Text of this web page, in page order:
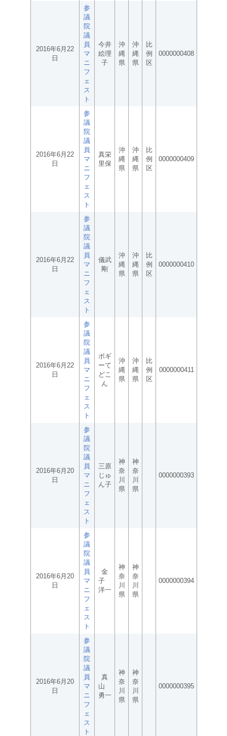
2016年6月22
日
参
議
院
議
員
マ
ニ
フ
ェ
ス
ト
今井
絵理
子
沖
縄
県
沖
縄
県
比
例
区
0000000408
2016年6月22
日
参
議
院
議
員
マ
ニ
フ
ェ
ス
ト
真栄
里保
沖
縄
県
沖
縄
県
比
例
区
0000000409
2016年6月22
日
参
議
院
議
員
マ
ニ
フ
ェ
ス
ト
儀武
剛
沖
縄
県
沖
縄
県
比
例
区
0000000410
2016年6月22
日
参
議
院
議
員
マ
ニ
フ
ェ
ス
ト
ボギ
ーて
どこ
ん
沖
縄
県
沖
縄
県
比
例
区
0000000411
2016年6月20
日
参
議
院
議
員
マ
ニ
フ
ェ
ス
ト
三原
じゅ
ん子
神
奈
川
県
神
奈
川
県
0000000393
2016年6月20
日
参
議
院
議
員
マ
ニ
フ
ェ
ス
ト
金
子
洋一
神
奈
川
県
神
奈
川
県
0000000394
2016年6月20
日
参
議
院
議
員
マ
ニ
フ
ェ
ス
ト
真
山
勇一
神
奈
川
県
神
奈
川
県
0000000395